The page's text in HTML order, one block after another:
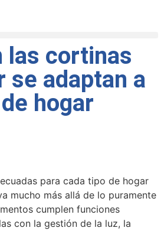
las cortinas
se adaptan a
hogar
para cada tipo de hogar
mucho más allá de lo puramente
cumplen funciones
con la gestión de la luz, la